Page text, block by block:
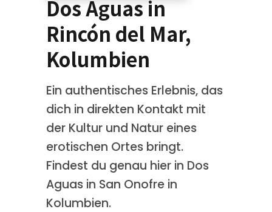
Dos Aguas in
Rincón del Mar,
Kolumbien
Ein authentisches Erlebnis, das
dich in direkten Kontakt mit
der Kultur und Natur eines
erotischen Ortes bringt.
Findest du genau hier in Dos
Aguas in San Onofre in
Kolumbien.